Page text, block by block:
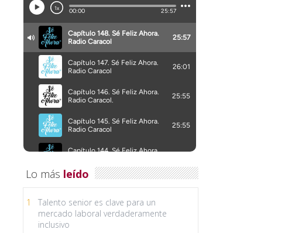
Lo más leído
1
Talento senior es clave para un
mercado laboral verdaderamente
inclusivo